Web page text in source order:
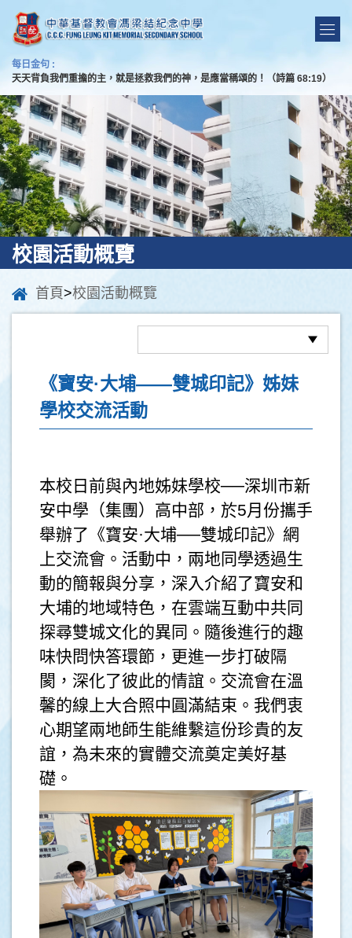
每日金句 :
天天背負我們重擔的主，就是拯救我們的神，是應當稱頌的！（詩篇 68:19）
校園活動概覽
首頁>校園活動概覽
《寶安·大埔——雙城印記》姊妹
學校交流活動
本校日前與內地姊妹學校──深圳市新
安中學（集團）高中部，於5月份攜手
舉辦了《寶安·大埔──雙城印記》網
上交流會。活動中，兩地同學透過生
動的簡報與分享，深入介紹了寶安和
大埔的地域特色，在雲端互動中共同
探尋雙城文化的異同。隨後進行的趣
味快問快答環節，更進一步打破隔
閡，深化了彼此的情誼。交流會在溫
馨的線上大合照中圓滿結束。我們衷
心期望兩地師生能維繫這份珍貴的友
誼，為未來的實體交流奠定美好基
礎。